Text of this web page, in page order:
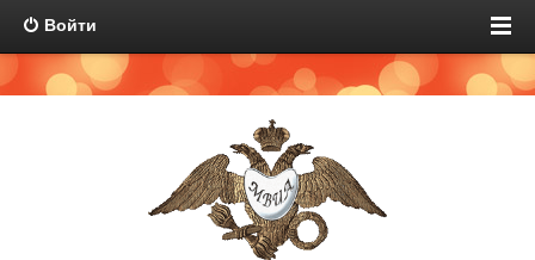
Войти